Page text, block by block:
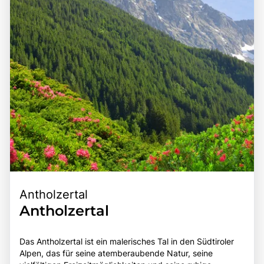
für jeden Reisenden.
einem bereichernden Erlebnis für alle, die die Schönheit
und Vielfalt der Südtiroler Landschaft entdecken
möchten.
Antholzertal
Antholzertal
Das Antholzertal ist ein malerisches Tal in den Südtiroler
Alpen, das für seine atemberaubende Natur, seine